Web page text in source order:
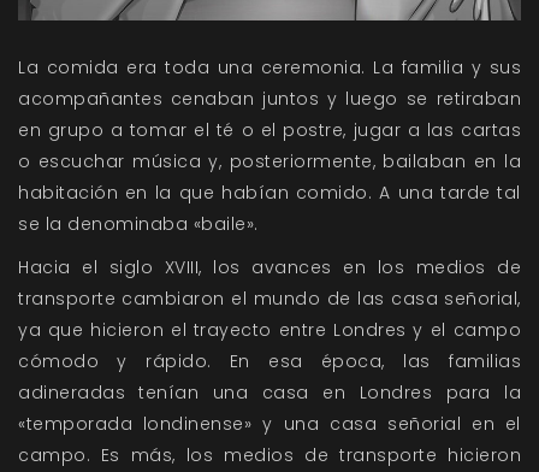
La comida era toda una ceremonia. La familia y sus
acompañantes cenaban juntos y luego se retiraban
en grupo a tomar el té o el postre, jugar a las cartas
o escuchar música y, posteriormente, bailaban en la
habitación en la que habían comido. A una tarde tal
se la denominaba «baile».
Hacia el siglo XVIII, los avances en los medios de
transporte cambiaron el mundo de las casa señorial,
ya que hicieron el trayecto entre Londres y el campo
cómodo y rápido. En esa época, las familias
adineradas tenían una casa en Londres para la
«temporada londinense» y una casa señorial en el
campo. Es más, los medios de transporte hicieron